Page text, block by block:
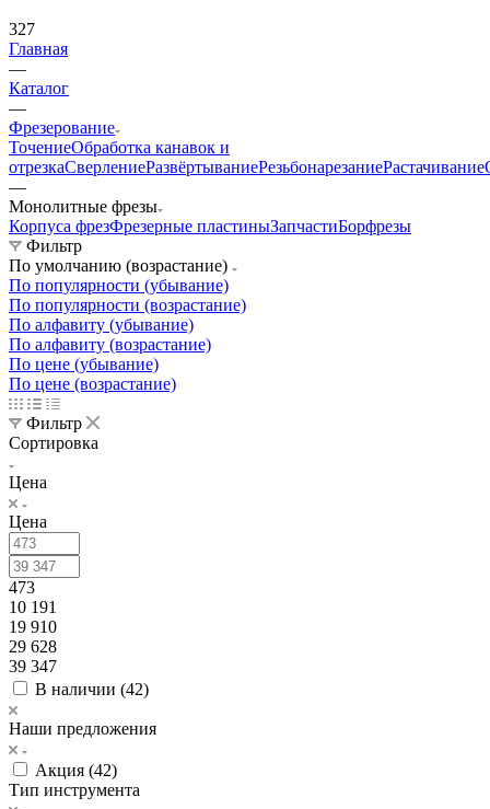
327
Главная
—
Каталог
—
Фрезерование
ТочениеОбработка канавок и
отрезкаСверлениеРазвёртываниеРезьбонарезаниеРастачивание
—
Монолитные фрезы
Корпуса фрезФрезерные пластиныЗапчастиБорфрезы
Фильтр
По умолчанию (возрастание)
По популярности (убывание)
По популярности (возрастание)
По алфавиту (убывание)
По алфавиту (возрастание)
По цене (убывание)
По цене (возрастание)
Фильтр
Сортировка
Цена
Цена
473
10 191
19 910
29 628
39 347
В наличии (42)
Наши предложения
Акция (42)
Тип инструмента